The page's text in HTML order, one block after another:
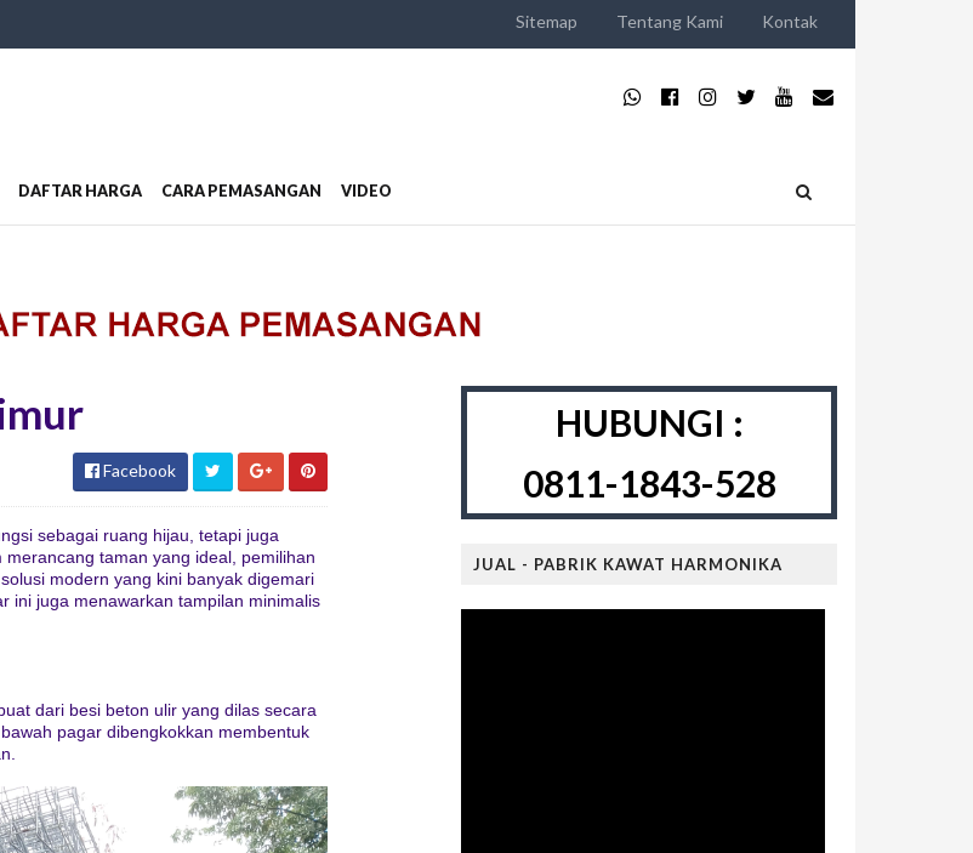
Sitemap Tentang Kami Kontak
DAFTAR HARGA CARA PEMASANGAN VIDEO
Facebook
sebagai ruang hijau, tetapi juga
taman yang ideal, pemilihan
modern yang kini banyak digemari
ini juga menawarkan tampilan minimalis
dari besi beton ulir yang dilas secara
pagar dibengkokkan membentuk
HUBUNGI :
0811-1843-528
JUAL - PABRIK KAWAT HARMONIKA